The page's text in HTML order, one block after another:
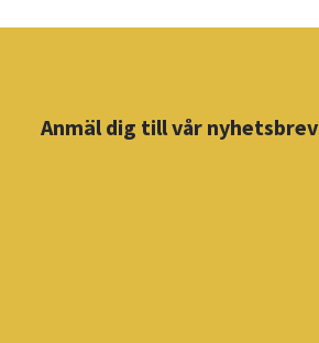
Anmäl dig till vår nyhetsbrev